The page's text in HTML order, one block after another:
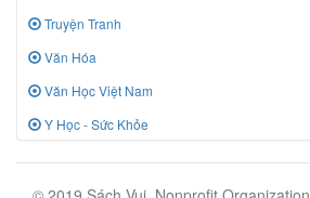
Truyện Tranh
Văn Hóa
Văn Học Việt Nam
Y Học - Sức Khỏe